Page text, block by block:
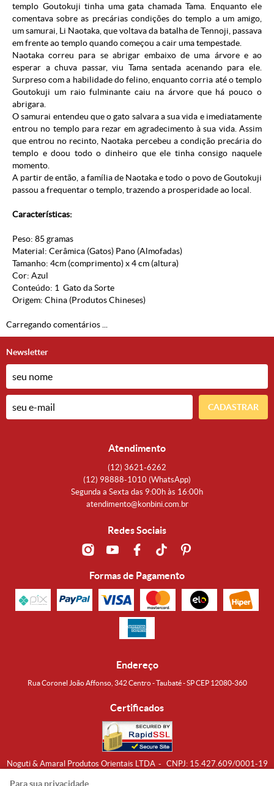
templo Goutokuji tinha uma gata chamada Tama. Enquanto ele
comentava sobre as precárias condições do templo a um amigo,
um samurai, Li Naotaka, que voltava da batalha de Tennoji, passava
em frente ao templo quando começou a cair uma tempestade.
Naotaka correu para se abrigar embaixo de uma árvore e ao
esperar a chuva passar, viu Tama sentada acenando para ele.
Surpreso com a habilidade do felino, enquanto corria até o templo
Goutokuji um raio fulminante caiu na árvore que há pouco o
abrigara.
O samurai entendeu que o gato salvara a sua vida e imediatamente
entrou no templo para rezar em agradecimento à sua vida. Assim
que entrou no recinto, Naotaka percebeu a condição precária do
templo e doou todo o dinheiro que ele tinha consigo naquele
momento.
A partir de então, a família de Naotaka e todo o povo de Goutokuji
passou a frequentar o templo, trazendo a prosperidade ao local.
Características:
Peso: 85 gramas
Material: Cerâmica (Gatos) Pano (Almofadas)
Tamanho: 4cm (comprimento) x 4 cm (altura)
Cor: Azul
Conteúdo: 1 Gato da Sorte
Origem: China (Produtos Chineses)
Carregando comentários ...
Newsletter
CADASTRAR
Atendimento
(12) 3621-6262
(12) 98888-1010 (WhatsApp)
Segunda a Sexta das 9:00h às 16:00h
atendimento@konbini.com.br
Redes Sociais
Formas de Pagamento
Endereço
Rua Coronel João Affonso, 342 Centro - Taubaté - SP CEP 12080-360
Certificados
Noguti & Amaral Produtos Orientais LTDA CNPJ: 15.427.609/0001-19
Para sua privacidade